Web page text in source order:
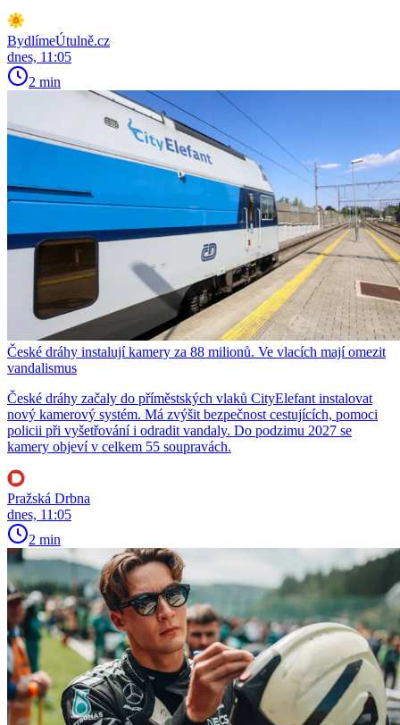
BydlímeÚtulně.cz
dnes, 11:05
2 min
České dráhy instalují kamery za 88 milionů. Ve vlacích mají omezit
vandalismus
České dráhy začaly do příměstských vlaků CityElefant instalovat
nový kamerový systém. Má zvýšit bezpečnost cestujících, pomoci
policii při vyšetřování i odradit vandaly. Do podzimu 2027 se
kamery objeví v celkem 55 soupravách.
Pražská Drbna
dnes, 11:05
2 min